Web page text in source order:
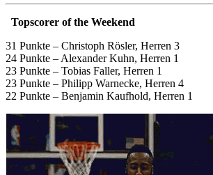
Topscorer of the Weekend
31 Punkte – Christoph Rösler, Herren 3
24 Punkte – Alexander Kuhn, Herren 1
23 Punkte – Tobias Faller, Herren 1
23 Punkte – Philipp Warnecke, Herren 4
22 Punkte – Benjamin Kaufhold, Herren 1